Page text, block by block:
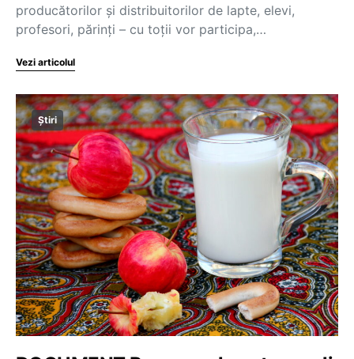
producătorilor și distribuitorilor de lapte, elevi,
profesori, părinți – cu toții vor participa,…
Vezi articolul
Știri